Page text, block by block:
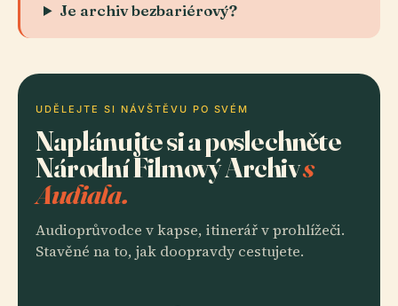
Je archiv bezbariérový?
UDĚLEJTE SI NÁVŠTĚVU PO SVÉM
Naplánujte si a poslechněte
Národní Filmový Archivs
Audiala.
Audioprůvodce v kapse, itinerář v prohlížeči.
Stavěné na to, jak doopravdy cestujete.